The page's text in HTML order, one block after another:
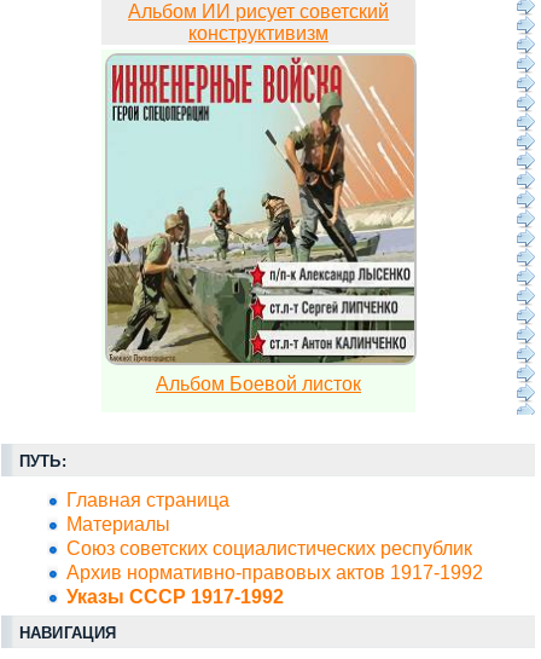
Альбом ИИ рисует советский
конструктивизм
Альбом Боевой листок
ПУТЬ:
Главная страница
Материалы
Союз советских социалистических республик
Архив нормативно-правовых актов 1917-1992
Указы СССР 1917-1992
НАВИГАЦИЯ